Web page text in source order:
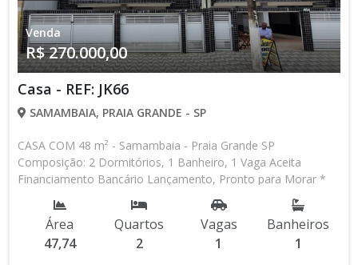
Venda
R$ 270.000,00
Casa - REF: JK66
SAMAMBAIA, PRAIA GRANDE - SP
CASA COM 48 m² - Samambaia - Praia Grande SP
Composição: 2 Dormitórios, 1 Banheiro, 1 Vaga Aceita
Financiamento Bancário Lançamento, Pronto para Morar *
Os valores e disponibilidade podem ser alterados sem prévio
aviso. Favor verificar entrando em contato com nossa equipe
Área
47,74
Quartos
2
Vagas
1
Banheiros
1